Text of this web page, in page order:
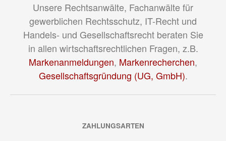
Unsere Rechtsanwälte, Fachanwälte für
gewerblichen Rechtsschutz, IT-Recht und
Handels- und Gesellschaftsrecht beraten Sie
in allen wirtschaftsrechtlichen Fragen, z.B.
Markenanmeldungen, Markenrecherchen,
Gesellschaftsgründung (UG, GmbH).
ZAHLUNGSARTEN